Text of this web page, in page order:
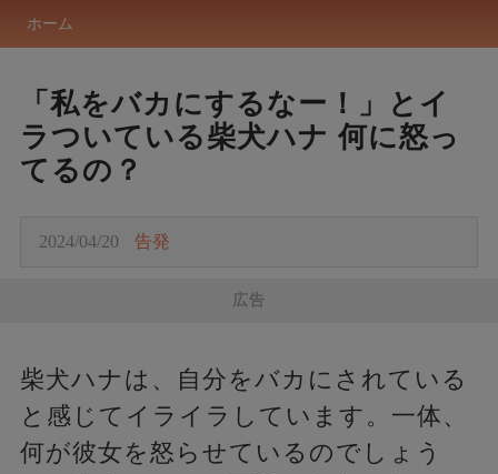
ホーム
「私をバカにするなー！」とイ
ラついている柴犬ハナ 何に怒っ
てるの？
2024/04/20 告発
広告
柴犬ハナは、自分をバカにされている
と感じてイライラしています。一体、
何が彼女を怒らせているのでしょう